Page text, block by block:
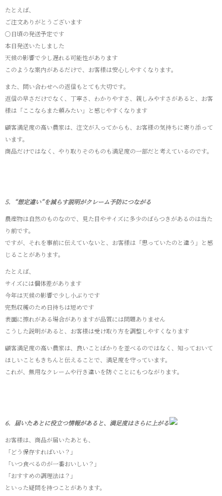
たとえば、
ご注文ありがとうございます
○日頃の発送予定です
本日発送いたしました
天候の影響で少し遅れる可能性があります
このような案内があるだけで、お客様は安心しやすくなります。
また、問い合わせへの返信もとても大切です。
返信の早さだけでなく、丁寧さ、わかりやすさ、親しみやすさがあると、お客
様は「ここならまた頼みたい」と感じやすくなります
顧客満足度の高い農家は、注文が入ってからも、お客様の気持ちに寄り添って
います。
商品だけではなく、やり取りそのものも満足度の一部だと考えているのです。
5．“想定違い”を減らす説明がクレーム予防につながる
農産物は自然のものなので、見た目やサイズに多少のばらつきがあるのは当た
り前です。
ですが、それを事前に伝えていないと、お客様は「思っていたのと違う」と感
じることがあります。
たとえば、
サイズには個体差があります
今年は天候の影響で少し小ぶりです
完熟収穫のため日持ちは短めです
表面に擦れがある場合がありますが品質には問題ありません
こうした説明があると、お客様は受け取り方を調整しやすくなります
顧客満足度の高い農家は、良いことばかりを並べるのではなく、知っておいて
ほしいこともきちんと伝えることで、満足度を守っています。
これが、無用なクレームや行き違いを防ぐことにもつながります。
6．届いたあとに役立つ情報があると、満足度はさらに上がる
お客様は、商品が届いたあとも、
「どう保存すればいい？」
「いつ食べるのが一番おいしい？」
「おすすめの調理法は？」
といった疑問を持つことがあります。